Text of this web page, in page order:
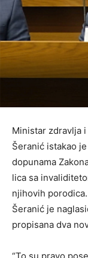
Ministar zdravlja
Šeranić istakao
dopunama
lica sa
njihovih porodica.
Šeranić je
propisana dva